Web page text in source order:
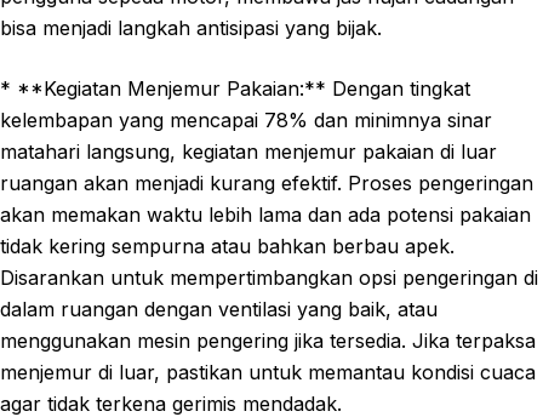
bisa menjadi langkah antisipasi yang bijak.
* **Kegiatan Menjemur Pakaian:** Dengan tingkat
kelembapan yang mencapai 78% dan minimnya sinar
matahari langsung, kegiatan menjemur pakaian di luar
ruangan akan menjadi kurang efektif. Proses pengeringan
akan memakan waktu lebih lama dan ada potensi pakaian
tidak kering sempurna atau bahkan berbau apek.
Disarankan untuk mempertimbangkan opsi pengeringan di
dalam ruangan dengan ventilasi yang baik, atau
menggunakan mesin pengering jika tersedia. Jika terpaksa
menjemur di luar, pastikan untuk memantau kondisi cuaca
agar tidak terkena gerimis mendadak.